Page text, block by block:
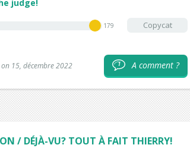
judge!
179 Copycat
15, décembre 2022 1 A comment ?
/ DÉJÀ-VU? TOUT À FAIT THIERRY!